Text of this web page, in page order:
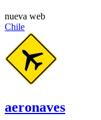
nueva web
Chile
aeronaves